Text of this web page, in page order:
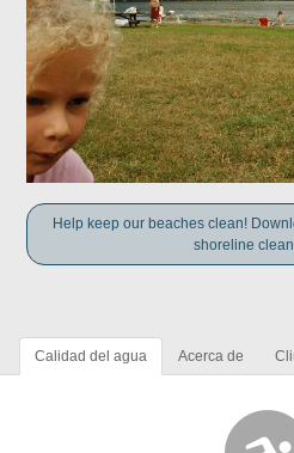
Help keep our beaches clean!
shoreline
Calidad del agua Acerca de